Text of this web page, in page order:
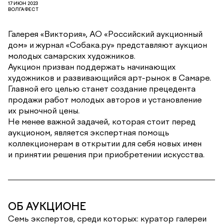
17 ИЮН 2023
ВОЛГАФЕСТ
Галерея «Виктория», АО «Российский аукционный
дом» и журнал «Собака.ру» представляют аукцион
молодых самарских художников.
Аукцион призван поддержать начинающих
художников и развивающийся арт-рынок в Самаре.
Главной его целью станет создание прецедента
продажи работ молодых авторов и установление
их рыночной цены.
Не менее важной задачей, которая стоит перед
аукционом, является экспертная помощь
коллекционерам в открытии для себя новых имен
и принятии решения при приобретении искусства.
ОБ АУКЦИОНЕ
Семь экспертов, среди которых: куратор галереи